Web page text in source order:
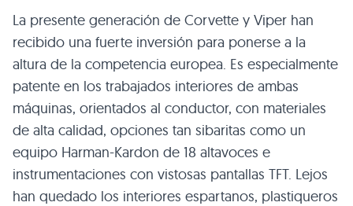
La presente generación de Corvette y Viper han
recibido una fuerte inversión para ponerse a la
altura de la competencia europea. Es especialmente
patente en los trabajados interiores de ambas
máquinas, orientados al conductor, con materiales
de alta calidad, opciones tan sibaritas como un
equipo Harman-Kardon de 18 altavoces e
instrumentaciones con vistosas pantallas TFT. Lejos
han quedado los interiores espartanos, plastiqueros